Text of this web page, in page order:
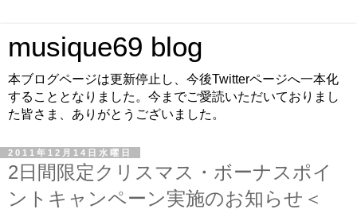
musique69 blog
本ブログページは更新停止し、今後Twitterページへ一本化
することとなりました。今までご愛読いただいておりまし
た皆さま、ありがとうございました。
2011年12月14日水曜日
2日間限定クリスマス・ボーナスポイ
ントキャンペーン実施のお知らせ＜